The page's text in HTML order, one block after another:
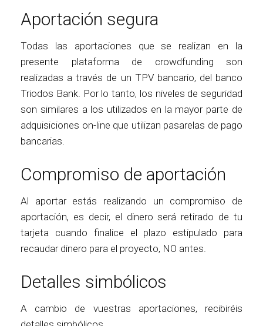
Aportación segura
Todas las aportaciones que se realizan en la
presente plataforma de crowdfunding son
realizadas a través de un TPV bancario, del banco
Triodos Bank. Por lo tanto, los niveles de seguridad
son similares a los utilizados en la mayor parte de
adquisiciones on-line que utilizan pasarelas de pago
bancarias.
Compromiso de aportación
Al aportar estás realizando un compromiso de
aportación, es decir, el dinero será retirado de tu
tarjeta cuando finalice el plazo estipulado para
recaudar dinero para el proyecto, NO antes.
Detalles simbólicos
A cambio de vuestras aportaciones, recibiréis